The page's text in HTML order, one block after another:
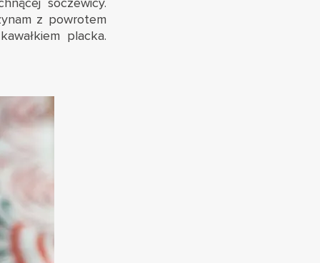
z powrotem
placka.